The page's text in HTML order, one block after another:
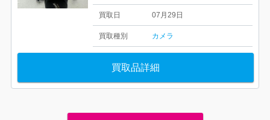
買取日 07月29日
買取種別 カメラ
買取品詳細